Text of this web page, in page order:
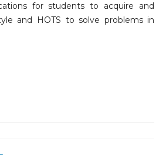
for students to acquire and
and HOTS to solve problems in